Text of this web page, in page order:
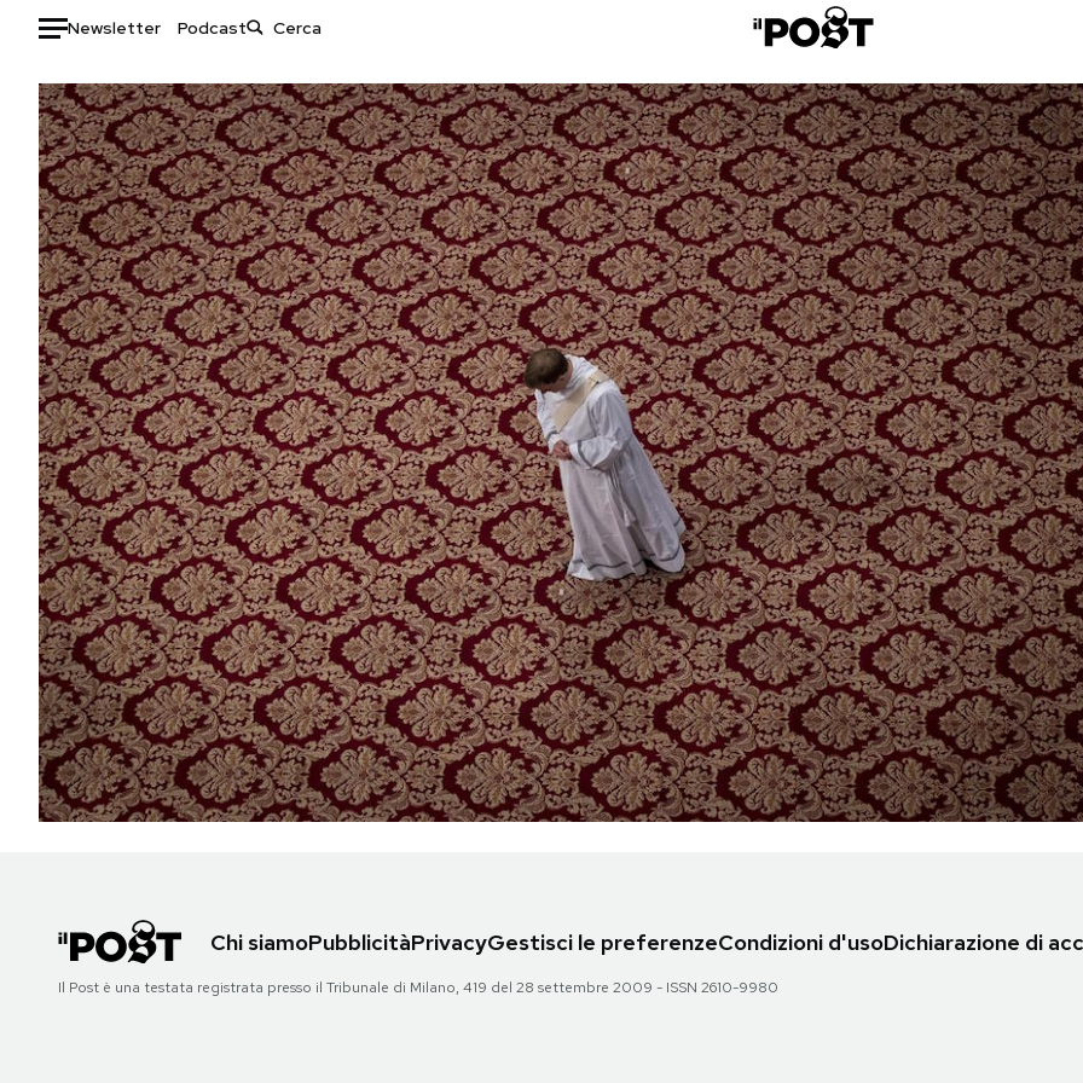
Newsletter Podcast
Auto
HOME
Italia
Mondo
Politica
Tecnologia
Internet
Scienza
Cultura
Economia
Sport
Moda
Libri
Consumismi
Storie/Idee
Ok Boomer!
Media
Europa
Altrecose
Mondiali calcio 2026
PODCAST
NEWSLETTER
I MIEI PREFERITI
SHOP
AREA PERSONALE
Chi siamoPubblicitàPrivacyGestisci le preferenzeCondizioni d'usoDichiarazione di
Il Post è una testata registrata presso il Tribunale di Milano, 419 del 28 settembre 2009 - ISSN 2610-9980